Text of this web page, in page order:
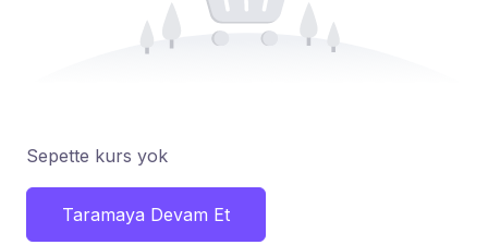
Sepette kurs yok
Taramaya Devam Et